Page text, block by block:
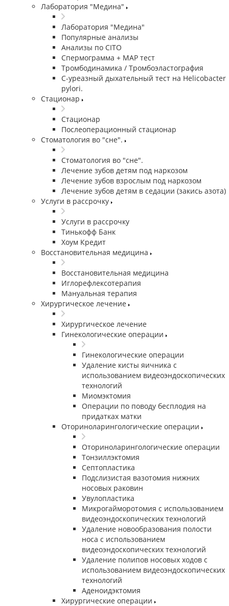
Лаборатория "Медина"
Лаборатория "Медина"
Популярные анализы
Анализы по CITO
Спермограмма + МАР тест
Тромбодинамика / Тромбоэластография
С-уреазный дыхательный тест на Helicobacter
pylori.
Стационар
Стационар
Послеоперационный стационар
Стоматология во "сне".
Стоматология во "сне".
Лечение зубов детям под наркозом
Лечение зубов взрослым под наркозом
Лечение зубов детям в седации (закись азота)
Услуги в рассрочку
Услуги в рассрочку
Тинькофф Банк
Хоум Кредит
Восстановительная медицина
Восстановительная медицина
Иглорефлексотерапия
Мануальная терапия
Хирургическое лечение
Хирургическое лечение
Гинекологические операции
Гинекологические операции
Удаление кисты яичника с
использованием видеоэндоскопических
технологий
Миомэктомия
Операции по поводу бесплодия на
придатках матки
Оториноларингологические операции
Оториноларингологические операции
Тонзиллэктомия
Септопластика
Подслизистая вазотомия нижних
носовых раковин
Увулопластика
Микрогайморотомия с использованием
видеоэндоскопических технологий
Удаление новообразования полости
носа с использованием
видеоэндоскопических технологий
Удаление полипов носовых ходов с
использованием видеоэндоскопических
технологий
Аденоидэктомия
Хирургические операции